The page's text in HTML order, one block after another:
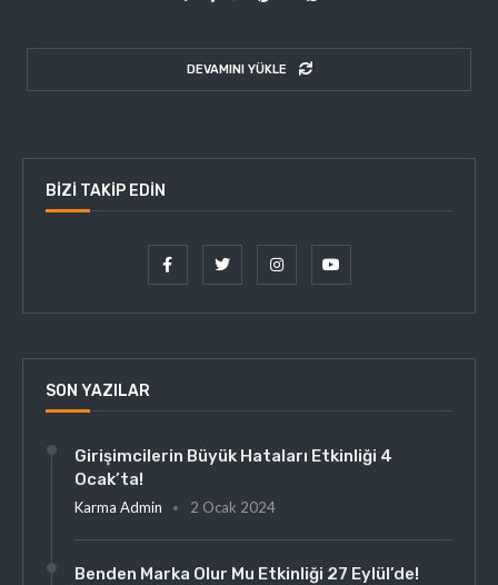
DEVAMINI YÜKLE
BIZI TAKIP EDIN
SON YAZILAR
Girişimcilerin Büyük Hataları Etkinliği 4
Ocak’ta!
Karma Admin 2 Ocak 2024
Benden Marka Olur Mu Etkinliği 27 Eylül’de!